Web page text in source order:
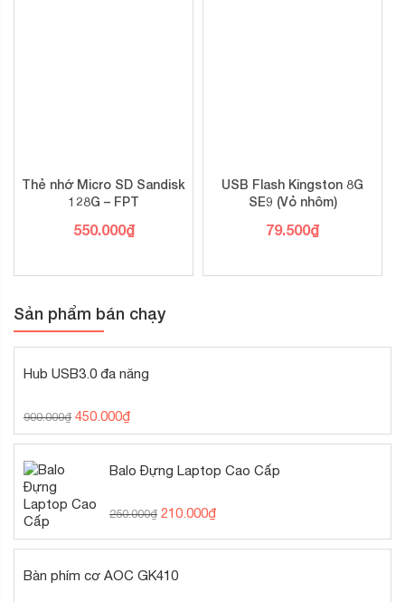
Thẻ nhớ Micro SD Sandisk
128G – FPT
550.000₫
USB Flash Kingston 8G
SE9 (Vỏ nhôm)
79.500₫
Sản phẩm bán chạy
Hub USB3.0 đa năng
900.000₫ 450.000₫
Balo Đựng Laptop Cao Cấp
250.000₫ 210.000₫
Bàn phím cơ AOC GK410